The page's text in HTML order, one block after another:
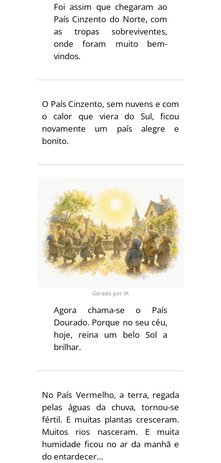
Foi assim que chegaram ao
País Cinzento do Norte, com
as tropas sobreviventes,
onde foram muito bem-
vindos.
O País Cinzento, sem nuvens e com
o calor que viera do Sul, ficou
novamente um país alegre e
bonito.
Gerado por IA
Agora chama-se o País
Dourado. Porque no seu céu,
hoje, reina um belo Sol a
brilhar.
No País Vermelho, a terra, regada
pelas águas da chuva, tornou­-se
fértil. E muitas plantas cresceram.
Muitos rios nasceram. E muita
humidade ficou no ar da manhã e
do entardecer…